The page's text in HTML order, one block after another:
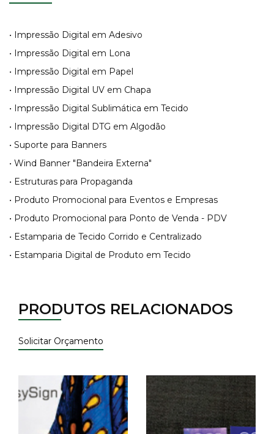
• Impressão Digital em Adesivo
• Impressão Digital em Lona
• Impressão Digital em Papel
• Impressão Digital UV em Chapa
• Impressão Digital Sublimática em Tecido
• Impressão Digital DTG em Algodão
• Suporte para Banners
• Wind Banner "Bandeira Externa"
• Estruturas para Propaganda
• Produto Promocional para Eventos e Empresas
• Produto Promocional para Ponto de Venda - PDV
• Estamparia de Tecido Corrido e Centralizado
• Estamparia Digital de Produto em Tecido
PRODUTOS RELACIONADOS
Solicitar Orçamento